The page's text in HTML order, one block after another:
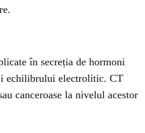
în secreția de hormoni
echilibrului electrolitic. CT
canceroase la nivelul acestor